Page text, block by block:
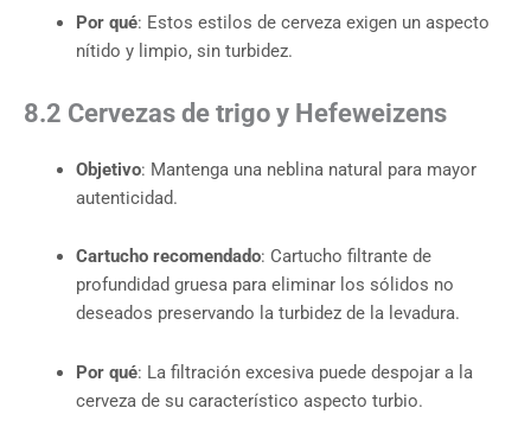
Por qué: Estos estilos de cerveza exigen un aspecto
nítido y limpio, sin turbidez.
8.2 Cervezas de trigo y Hefeweizens
Objetivo: Mantenga una neblina natural para mayor
autenticidad.
Cartucho recomendado: Cartucho filtrante de
profundidad gruesa para eliminar los sólidos no
deseados preservando la turbidez de la levadura.
Por qué: La filtración excesiva puede despojar a la
cerveza de su característico aspecto turbio.